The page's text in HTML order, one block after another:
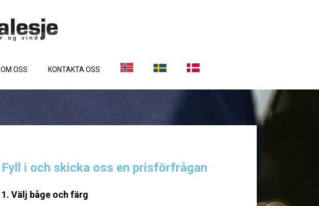
OM OSS KONTAKTA OSS
Fyll i och skicka oss en prisförfrågan
1. Välj båge och färg